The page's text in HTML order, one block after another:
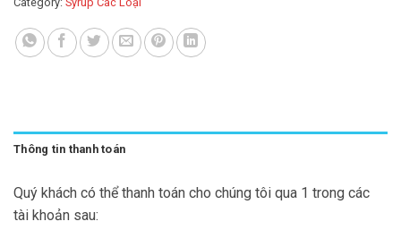
Thông tin thanh toán
Quý khách có thể thanh toán cho chúng tôi qua 1 trong các
tài khoản sau: